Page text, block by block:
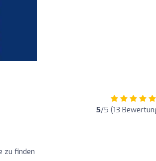
5/5 (13
zu finden